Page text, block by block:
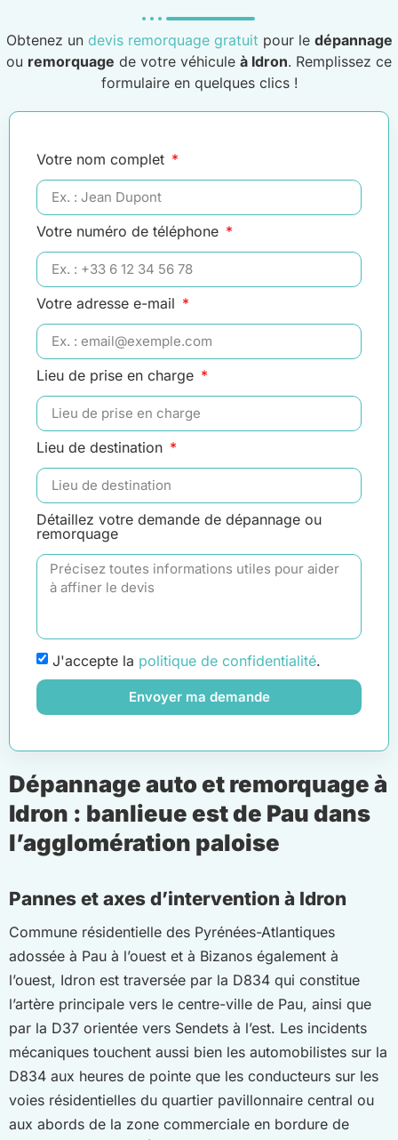
Obtenez un devis remorquage gratuit pour le dépannage
ou remorquage de votre véhicule à Idron. Remplissez ce
formulaire en quelques clics !
Votre nom complet
Votre numéro de téléphone
Votre adresse e-mail
Lieu de prise en charge
Lieu de destination
Détaillez votre demande de dépannage ou
remorquage
J'accepte la politique de confidentialité.
Envoyer ma demande
Dépannage auto et remorquage à
Idron : banlieue est de Pau dans
l’agglomération paloise
Pannes et axes d’intervention à Idron
Commune résidentielle des Pyrénées-Atlantiques
adossée à Pau à l’ouest et à Bizanos également à
l’ouest, Idron est traversée par la D834 qui constitue
l’artère principale vers le centre-ville de Pau, ainsi que
par la D37 orientée vers Sendets à l’est. Les incidents
mécaniques touchent aussi bien les automobilistes sur la
D834 aux heures de pointe que les conducteurs sur les
voies résidentielles du quartier pavillonnaire central ou
aux abords de la zone commerciale en bordure de